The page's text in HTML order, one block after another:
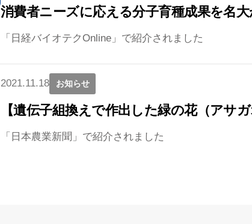
消費者ニーズに応える分子育種成果を名
「日経バイオテクOnline」で紹介されました
2021.11.18 お知らせ
【遺伝子組換えで作出した緑の花（アサ
「日本農業新聞」で紹介されました